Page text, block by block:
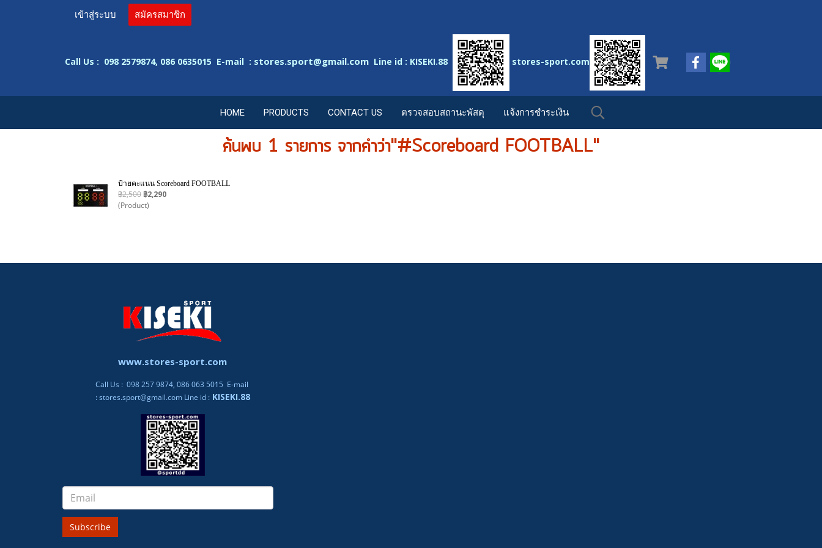
เข้าสู่ระบบ สมัครสมาชิก
Call Us : 098 2579874, 086 0635015 E-mail : stores.sport@gmail.com Line id : KISEKI.88 stores-sport.com
HOME PRODUCTS CONTACT US ตรวจสอบสถานะพัสดุ แจ้งการชำระเงิน
ค้นพบ 1 รายการ จากคำว่า"#Scoreboard FOOTBALL"
ป้ายคะแนน Scoreboard FOOTBALL
฿2,500 ฿2,290
(Product)
www.stores-sport.com
Call Us : 098 257 9874, 086 063 5015 E-mail
:stores.sport@gmail.com Line id :KISEKI.88
Subscribe